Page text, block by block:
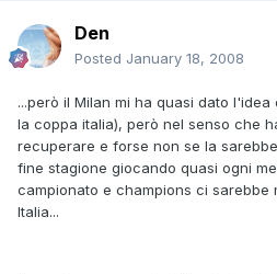
Den
Posted January 18, 2008
...però il Milan mi ha quasi dato
la coppa italia), però nel senso che
recuperare e forse non se la
fine stagione giocando quasi ogni
campionato e champions ci sarebbe
Italia...